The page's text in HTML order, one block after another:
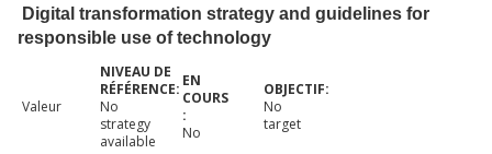
Digital transformation strategy and guidelines for
responsible use of technology
Valeur
No
strategy
available
No
No
target